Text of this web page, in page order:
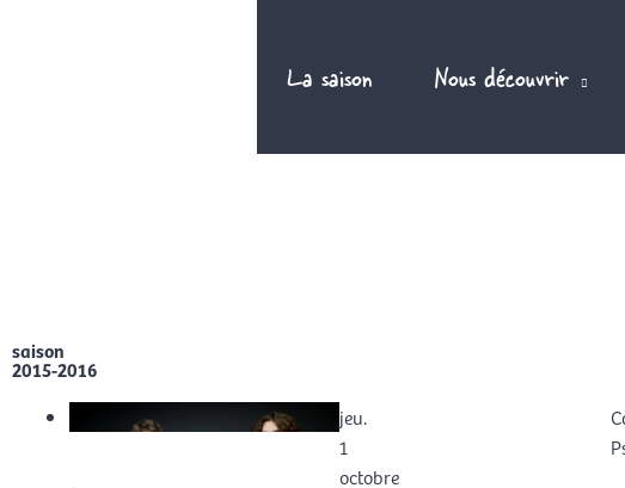
La saison Nous découvrir
saison
2015-2016
jeu.
1
octobre